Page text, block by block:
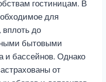
гостиницам. В
для
вплоть до
бытовыми
и бассейнов. Однако
от